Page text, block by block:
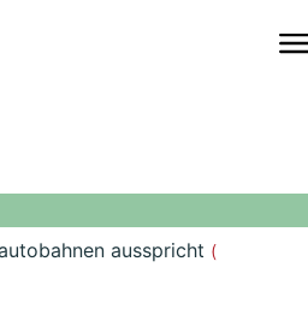
ausspricht (